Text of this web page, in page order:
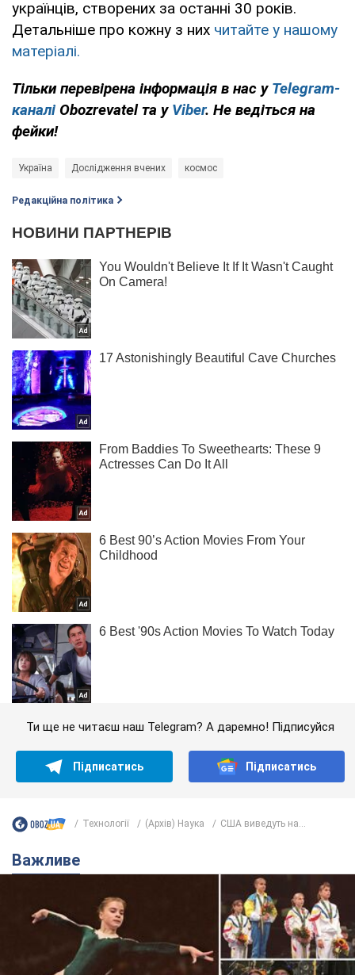
українців, створених за останні 30 років.
Детальніше про кожну з них читайте у нашому
матеріалі.
Тільки перевірена інформація в нас у Telegram-
каналі Obozrevatel та у Viber. Не ведіться на
фейки!
Україна Дослідження вчених космос
Редакційна політика
Ти ще не читаєш наш Telegram? А даремно! Підписуйся
Підписатись Підписатись
Технології (Архів) Наука США виведуть на...
Важливе